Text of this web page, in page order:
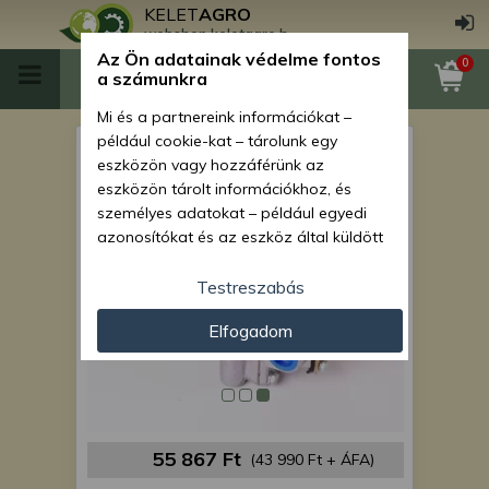
KELETAGRO
webshop.keletagro.hu
0
MTZ fékszelep 50-es
55 867 Ft (43 990 Ft + ÁFA)
Az Ön adatainak védelme fontos
a számunkra
Mi és a partnereink információkat –
például cookie-kat – tárolunk egy
eszközön vagy hozzáférünk az
eszközön tárolt információkhoz, és
személyes adatokat – például egyedi
azonosítókat és az eszköz által küldött
személyre szabott hirdetések és
tartalom nyújtásához, hirdetés- és
tartalomméréshez, nézettségi adatok
gyűjtéséhez, valamint termékek
kifejlesztéséhez és a termékek
javításához. Az Ön engedélyével mi és a
módszerrel szerzett pontos geolokációs
Testreszabás
Elfogadom